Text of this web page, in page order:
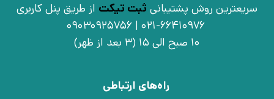
سریعترین روش پشتیبانی ثبت تیکت از طریق پنل کاربری
021-66410976 | 09030925756
10 صبح الی 15 (3 بعد از ظهر)
راه‌های ارتباطی